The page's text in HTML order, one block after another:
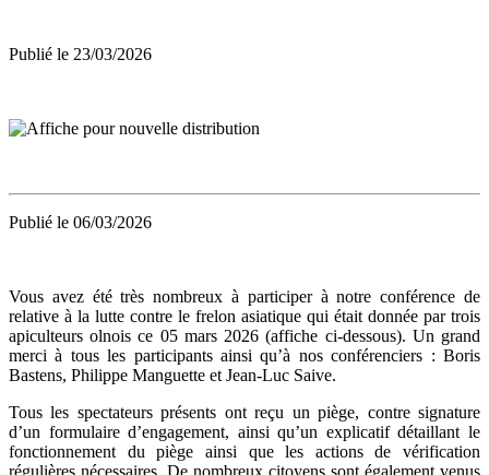
Publié le 23/03/2026
Publié le 06/03/2026
Vous avez été très nombreux à participer à notre conférence de
relative à la lutte contre le frelon asiatique qui était donnée par trois
apiculteurs olnois ce 05 mars 2026 (affiche ci-dessous). Un grand
merci à tous les participants ainsi qu’à nos conférenciers : Boris
Bastens, Philippe Manguette et Jean-Luc Saive.
Tous les spectateurs présents ont reçu un piège, contre signature
d’un formulaire d’engagement, ainsi qu’un explicatif détaillant le
fonctionnement du piège ainsi que les actions de vérification
régulières nécessaires. De nombreux citoyens sont également venus